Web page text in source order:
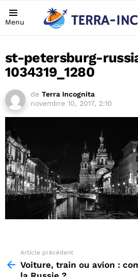
Menu
st-petersburg-
1034319_1280
de Terra Incognita
novembre 10, 2017, 2:10
more
Article précédent
Voiture, train ou avion :